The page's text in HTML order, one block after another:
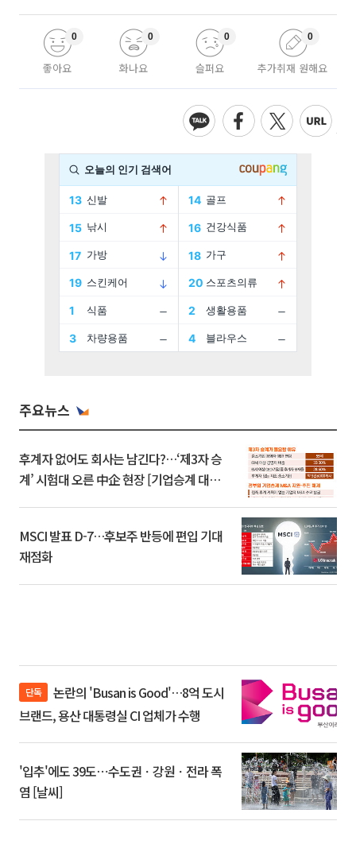
좋아요
0
화나요
0
슬퍼요
0
추가취재 원해요
0
주요뉴스
후계자 없어도 회사는 남긴다?…‘제3자 승
계’ 시험대 오른 中企 현장 [기업승계 대전
MSCI 발표 D-7…후보주 반등에 편입 기대
재점화
단독
브랜드, 용산 대통령실 CI 업체가 수행
'입추'에도 39도⋯수도권ㆍ강원ㆍ전라 폭
염 [날씨]